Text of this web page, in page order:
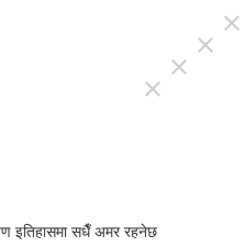
close
close
close
close